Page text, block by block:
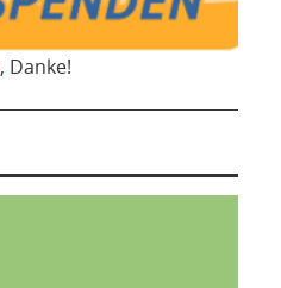
, Danke!